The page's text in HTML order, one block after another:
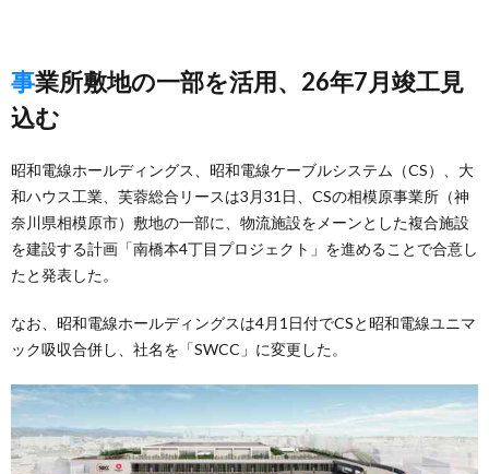
事業所敷地の一部を活用、26年7月竣工見
込む
昭和電線ホールディングス、昭和電線ケーブルシステム（CS）、大
和ハウス工業、芙蓉総合リースは3月31日、CSの相模原事業所（神
奈川県相模原市）敷地の一部に、物流施設をメーンとした複合施設
を建設する計画「南橋本4丁目プロジェクト」を進めることで合意し
たと発表した。
なお、昭和電線ホールディングスは4月1日付でCSと昭和電線ユニマ
ック吸収合併し、社名を「SWCC」に変更した。